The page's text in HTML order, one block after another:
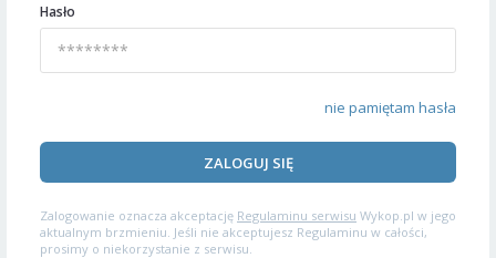
Hasło
nie pamiętam hasła
ZALOGUJ SIĘ
Zalogowanie oznacza akceptację Regulaminu serwisu Wykop.pl w jego
aktualnym brzmieniu. Jeśli nie akceptujesz Regulaminu w całości,
prosimy o niekorzystanie z serwisu.